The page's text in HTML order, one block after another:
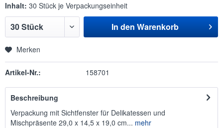
Inhalt: 30 Stück je Verpackungseinheit
In den Warenkorb
Merken
Artikel-Nr.: 158701
Beschreibung
Verpackung mit Sichtfenster für Delikatessen und
Mischpräsente 29,0 x 14,5 x 19,0 cm... mehr